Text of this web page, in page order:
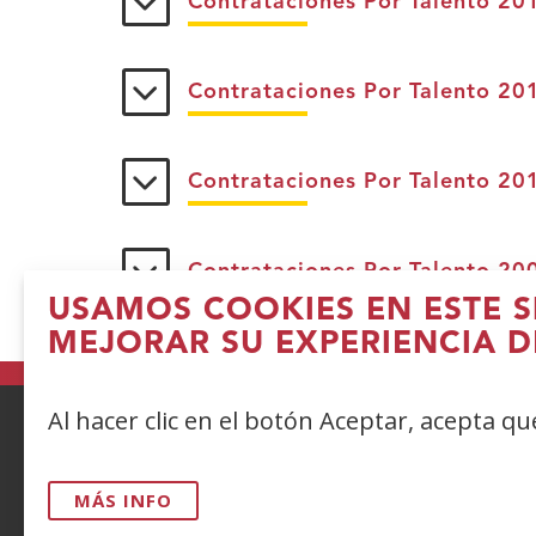
USAMOS COOKIES EN ESTE
MEJORAR SU EXPERIENCIA
Al hacer clic en el botón Aceptar, acepta
MÁS INFO
Contrataciones Por Talento
Contrataciones Por Talento
Contrataciones Por Talento
CONTACTO